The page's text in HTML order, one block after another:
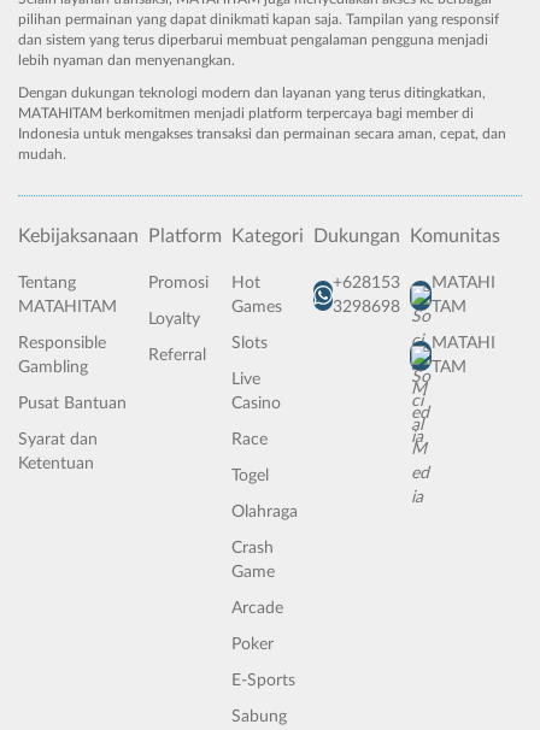
pilihan permainan yang dapat dinikmati kapan saja. Tampilan yang responsif
dan sistem yang terus diperbarui membuat pengalaman pengguna menjadi
lebih nyaman dan menyenangkan.
Dengan dukungan teknologi modern dan layanan yang terus ditingkatkan,
MATAHITAM berkomitmen menjadi platform terpercaya bagi member di
Indonesia untuk mengakses transaksi dan permainan secara aman, cepat, dan
mudah.
Kebijaksanaan
Tentang
MATAHITAM
Responsible
Gambling
Pusat Bantuan
Syarat dan
Ketentuan
Platform
Promosi
Loyalty
Referral
Kategori
Hot
Games
Slots
Live
Casino
Race
Togel
Olahraga
Crash
Game
Arcade
Poker
E-Sports
Sabung
Dukungan
+628153
3298698
Komunitas
MATAHI
TAM
MATAHI
TAM